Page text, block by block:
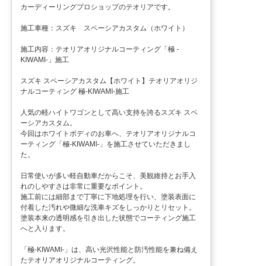
カーディーリングプロショップのテオリアです。
施工車種：スズキ スペーシアカスタム（ホワイト）
施工内容：テオリアオリジナルコーティング「極 -
KIWAMI-」施工
スズキ スペーシアカスタム【ホワイト】テオリアオリジ
ナルコーティング 極-KIWAMI-施工
人気の軽ハイトワゴンとして高い支持を誇るスズキ スペ
ーシアカスタム。
今回はホワイトボディのお車へ、テオリアオリジナルコ
ーティング「極-KIWAMI-」を施工させていただきまし
た。
日常使いが多い軽自動車だからこそ、美観維持とお手入
れのしやすさは非常に重要なポイント。
施工前には細部まで丁寧に下地処理を行い、塗装表面に
付着した汚れや微細な洗車キズをしっかりとリセット。
塗装本来の透明感を引き出した状態でコーティング施工
へと入ります。
「極-KIWAMI-」は、高い光沢性能と防汚性能を兼ね備え
たテオリアオリジナルコーティング。